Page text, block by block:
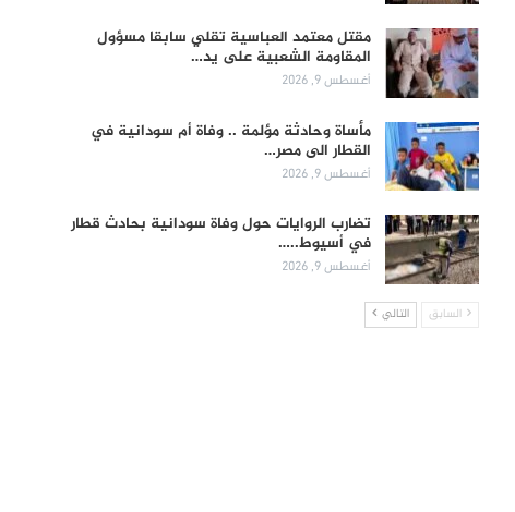
مقتل معتمد العباسية تقلي سابقا مسؤول
المقاومة الشعبية على يد…
أغسطس 9, 2026
مأساة وحادثة مؤلمة .. وفاة أم سودانية في
القطار الى مصر…
أغسطس 9, 2026
تضارب الروايات حول وفاة سودانية بحادث قطار
في أسيوط..…
أغسطس 9, 2026
السابق التالي